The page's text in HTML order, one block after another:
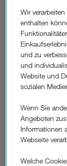
Handy für
Jahren
Handy für
Jahren
Wir
enthalten
und zu
und
Website und
sozialen
Wenn Sie
Angeboten
Informationen
Webseite
Welche